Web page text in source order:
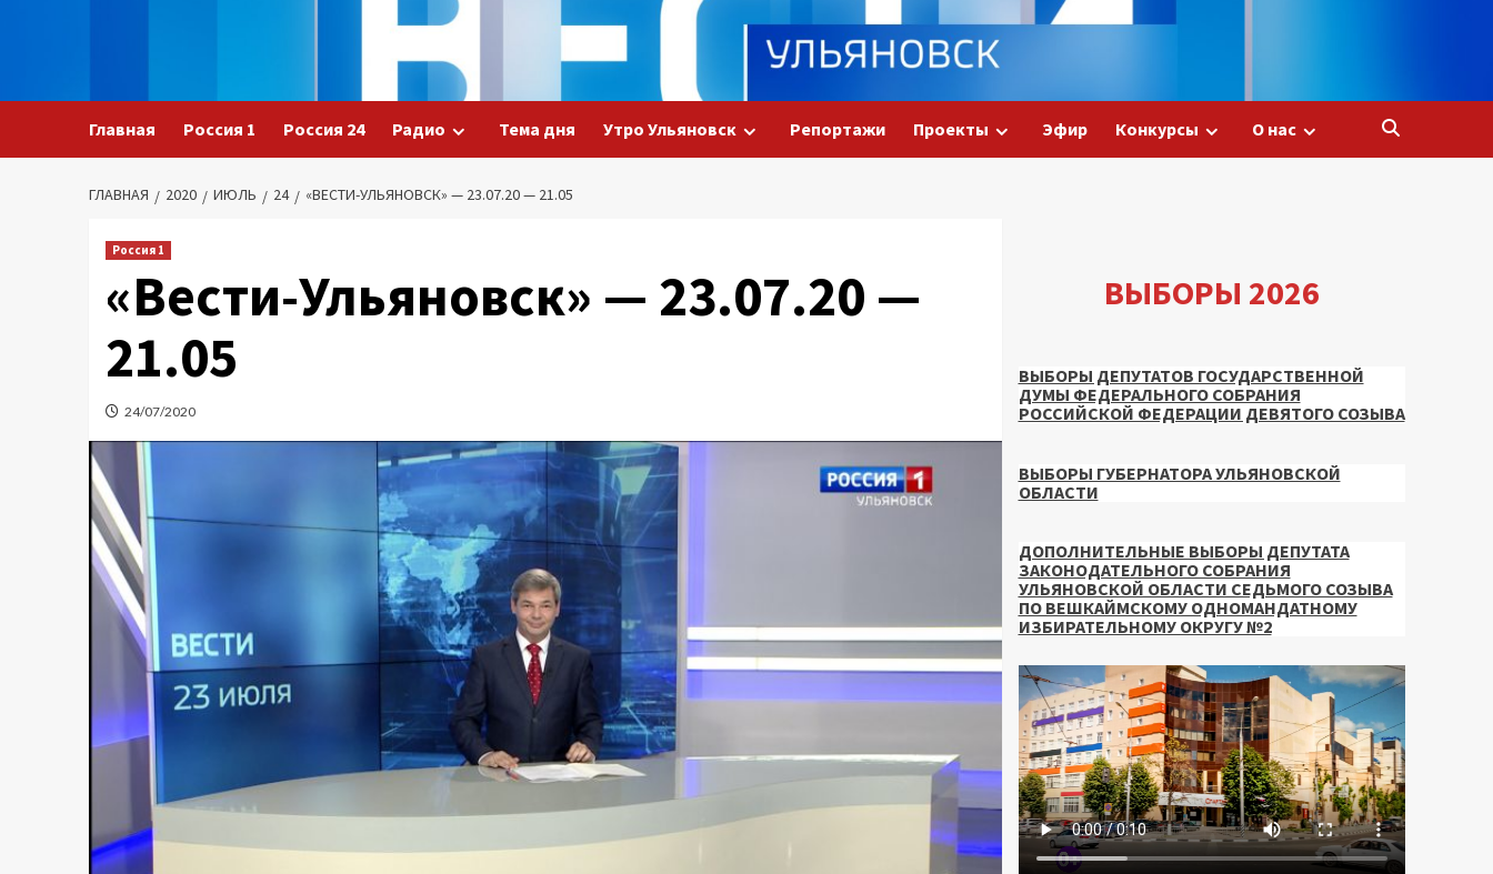
Главная Россия 1 Россия 24 Радио Тема дня Утро Ульяновск Репортажи Проекты Эфир Конкурсы О нас
ГЛАВНАЯ 2020 ИЮЛЬ 24 «ВЕСТИ-УЛЬЯНОВСК» — 23.07.20 — 21.05
Россия 1
«Вести-Ульяновск» — 23.07.20 —
21.05
24/07/2020
ВЫБОРЫ 2026
ВЫБОРЫ ДЕПУТАТОВ ГОСУДАРСТВЕННОЙ
ДУМЫ ФЕДЕРАЛЬНОГО СОБРАНИЯ
РОССИЙСКОЙ ФЕДЕРАЦИИ ДЕВЯТОГО СОЗЫВА
ВЫБОРЫ ГУБЕРНАТОРА УЛЬЯНОВСКОЙ
ОБЛАСТИ
ДОПОЛНИТЕЛЬНЫЕ ВЫБОРЫ ДЕПУТАТА
ЗАКОНОДАТЕЛЬНОГО СОБРАНИЯ
УЛЬЯНОВСКОЙ ОБЛАСТИ СЕДЬМОГО СОЗЫВА
ПО ВЕШКАЙМСКОМУ ОДНОМАНДАТНОМУ
ИЗБИРАТЕЛЬНОМУ ОКРУГУ №2